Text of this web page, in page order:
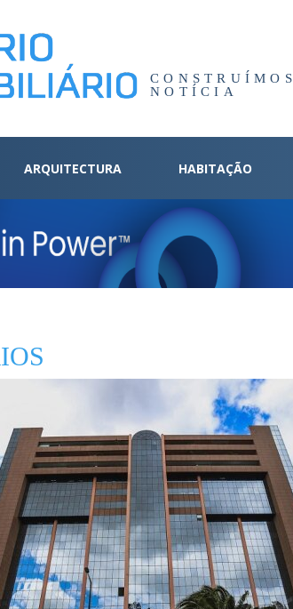
CONSTRUÍMOS
NOTÍCIA
ARQUITECTURA HABITAÇÃO